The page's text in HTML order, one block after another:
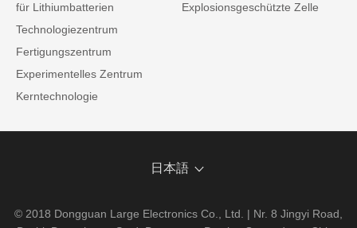
für Lithiumbatterien
Technologiezentrum
Fertigungszentrum
Experimentelles Zentrum
Kerntechnologie
Explosionsgeschützte Zelle
日本語
© 2018 Dongguan Large Electronics Co., Ltd. | Nr. 8 Jingyi Road,